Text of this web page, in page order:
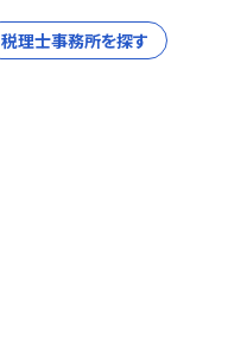
税理士事務所を探す